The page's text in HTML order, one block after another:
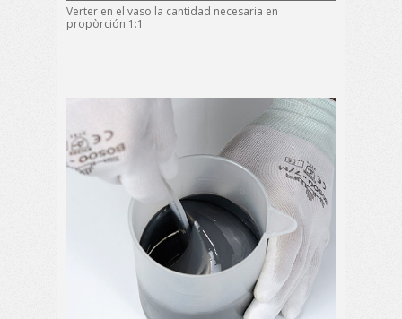
Verter en el vaso la cantidad necesaria en
propòrción 1:1